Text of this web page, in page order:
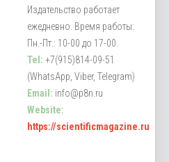
Издательство работает
ежедневно. Время работы:
Пн.-Пт.: 10-00 до 17-00.
Tel: +7(915)814-09-51
(WhatsApp, Viber, Telegram)
Email: info@p8n.ru
Website:
https://scientificmagazine.ru